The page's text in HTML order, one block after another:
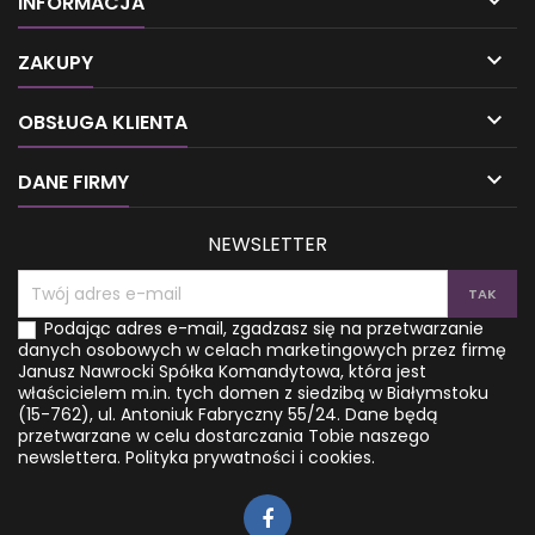
producentów kosmetyków.
wykorzystywane w produkcji
preparatów do pielęgnacji
szkodliwy wpływ na zdrowie.
To pomoże ci uchronić się od
zapalnych, podrażnień czy...
trudno gojące się rany, stany
doskonale sprawdza się
również w pielęgnacji twarzy i
ZAKUPY 
OBSŁUGA KLIENTA 
DANE FIRMY 
NEWSLETTER
Podając adres e-mail, zgadzasz się na przetwarzanie
danych osobowych w celach marketingowych przez firmę
Janusz Nawrocki Spółka Komandytowa, która jest
właścicielem m.in. tych domen z siedzibą w Białymstoku
(15-762), ul. Antoniuk Fabryczny 55/24. Dane będą
przetwarzane w celu dostarczania Tobie naszego
newslettera. Polityka prywatności i cookies.